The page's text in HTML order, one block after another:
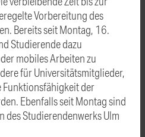
Vorbereitung des
Bereits seit Montag, 16.
Studierende dazu
mobiles Arbeiten zu
für Universitätsmitglieder,
der
Ebenfalls seit Montag sind
des Studierendenwerks Ulm